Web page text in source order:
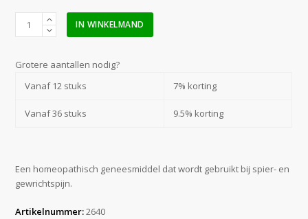
Spiroflor
gelei
IN WINKELMAND
Grotere aantallen nodig?
Vanaf 12 stuks
7% korting
Vanaf 36 stuks 9.5% korting
Een homeopathisch geneesmiddel dat wordt gebruikt bij spier- en
gewrichtspijn.
Artikelnummer:2640